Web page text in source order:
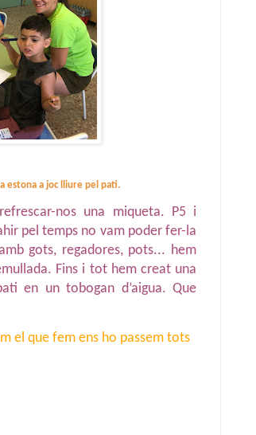
estona a joc lliure pel pati.
nos una miqueta. P5 i
pel temps no vam poder fer-la
gots, regadores, pots... hem
Fins i tot hem creat una
en un tobogan d’aigua. Que
el que fem ens ho passem tots